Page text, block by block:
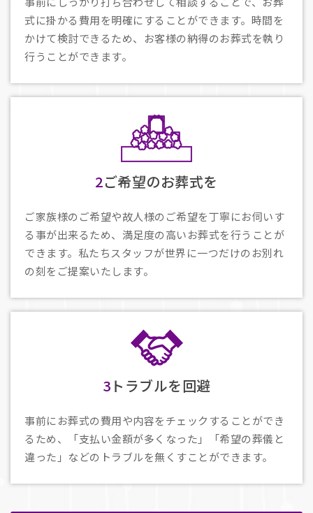
式に掛かる費用を明確にすることができます。時間を
かけて検討できるため、お客様の納得のお葬式を執り
行うことができます。
2ご希望のお葬式を
ご家族様のご希望や故人様のご希望を丁寧にお伺いす
る事が出来るため、満足度の高いお葬式を行うことが
できます。私たちスタッフが世界に一つだけのお別れ
の刻をご提案いたします。
3 トラブルを回避
事前にお葬式の費用や内容をチェックすることができ
るため、「支払い金額が多くなった」「希望の葬儀と
違った」などのトラブルを無くすことができます。